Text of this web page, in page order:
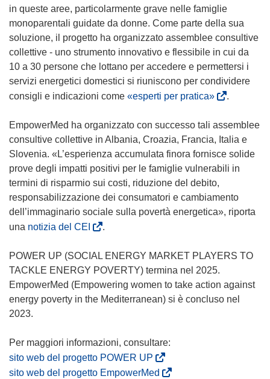
in queste aree, particolarmente grave nelle famiglie
monoparentali guidate da donne. Come parte della sua
soluzione, il progetto ha organizzato assemblee consultive
collettive - uno strumento innovativo e flessibile in cui da
10 a 30 persone che lottano per accedere e permettersi i
servizi energetici domestici si riuniscono per condividere
consigli e indicazioni come «esperti per pratica»(
i
p
r
e
i
n
a
n
u
o
.
EmpowerMed ha organizzato con successo tali assemblee
consultive collettive in Albania, Croazia, Francia, Italia e
Slovenia. «L’esperienza accumulata finora fornisce solide
prove degli impatti positivi per le famiglie vulnerabili in
termini di risparmio sui costi, riduzione del debito,
responsabilizzazione dei consumatori e cambiamento
dell’immaginario sociale sulla povertà energetica», riporta
una notizia del CEI
i
a
p
r
n
u
n
.
POWER UP (SOCIAL ENERGY MARKET PLAYERS TO
TACKLE ENERGY POVERTY) termina nel 2025.
EmpowerMed (Empowering women to take action against
energy poverty in the Mediterranean) si è concluso nel
2023.
sito web del progetto POWER UP
s
sito web del progetto EmpowerMed